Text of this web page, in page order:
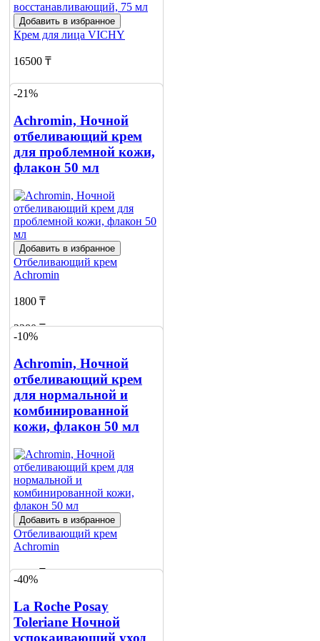
Добавить в избранное
Крем для лица VICHY
16500 ₸
24665 ₸
Нет в наличии
Сообщить
о наличии
-21%
Achromin, Ночной
отбеливающий крем
для проблемной кожи,
флакон 50 мл
Добавить в избранное
Отбеливающий крем
Achromin
1800 ₸
2280 ₸
Сообщить
о наличии
-10%
Achromin, Ночной
отбеливающий крем
для нормальной и
комбинированной
кожи, флакон 50 мл
Добавить в избранное
Отбеливающий крем
Achromin
2050 ₸
2280 ₸
Нет в наличии
-40%
La Roche Posay
Toleriane Ночной